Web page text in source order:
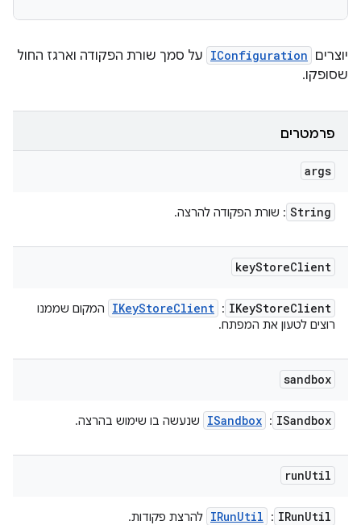
יוצרים IConfiguration על סמך שורת הפקודה וארגז החול
שסופקו.
פרמטרים
args
String : שורת הפקודה להרצה.
keyStoreClient
IKeyStoreClient
:
IKeyStoreClient
המקום שממנו
רוצים לטעון את המפתח.
sandbox
ISandbox
:
ISandbox שנעשה בו שימוש בהרצה.
runUtil
IRunUtil
:
IRunUtil להרצת פקודות.